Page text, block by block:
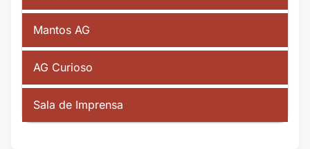
Mantos AG
AG Curioso
Sala de Imprensa